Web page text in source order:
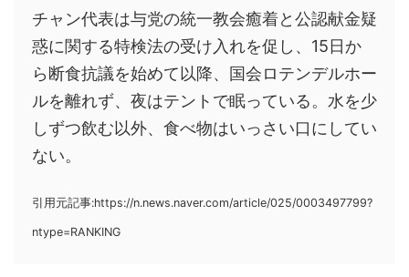
チャン代表は与党の統一教会癒着と公認献金疑
惑に関する特検法の受け入れを促し、15日か
ら断食抗議を始めて以降、国会ロテンデルホー
ルを離れず、夜はテントで眠っている。水を少
しずつ飲む以外、食べ物はいっさい口にしてい
ない。
引用元記事:https://n.news.naver.com/article/025/0003497799?
ntype=RANKING